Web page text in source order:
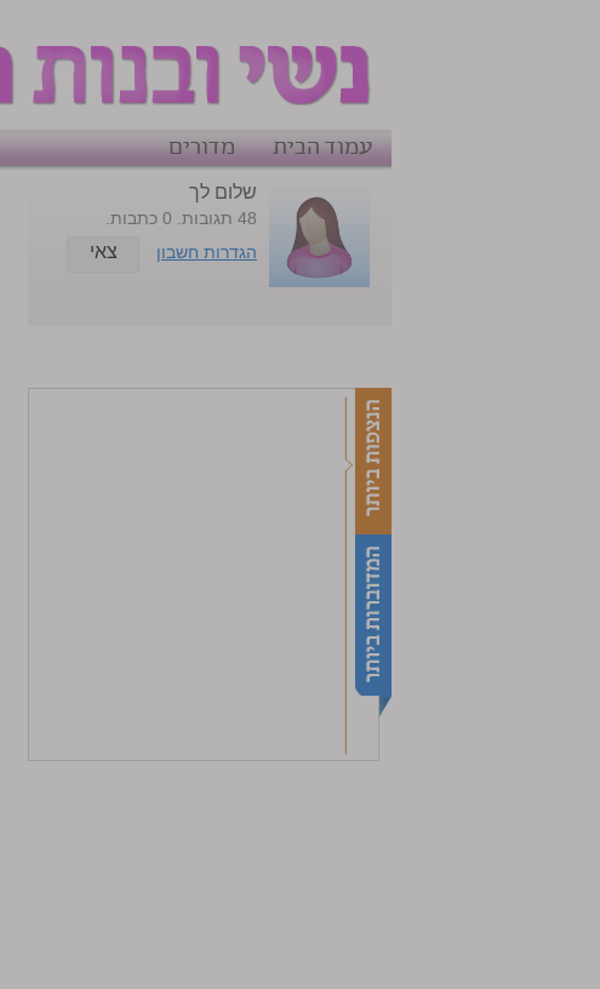
עמוד הבית
מדורים
שלום לך
48 תגובות. 0 כתבות.
הגדרות חשבון
צאי